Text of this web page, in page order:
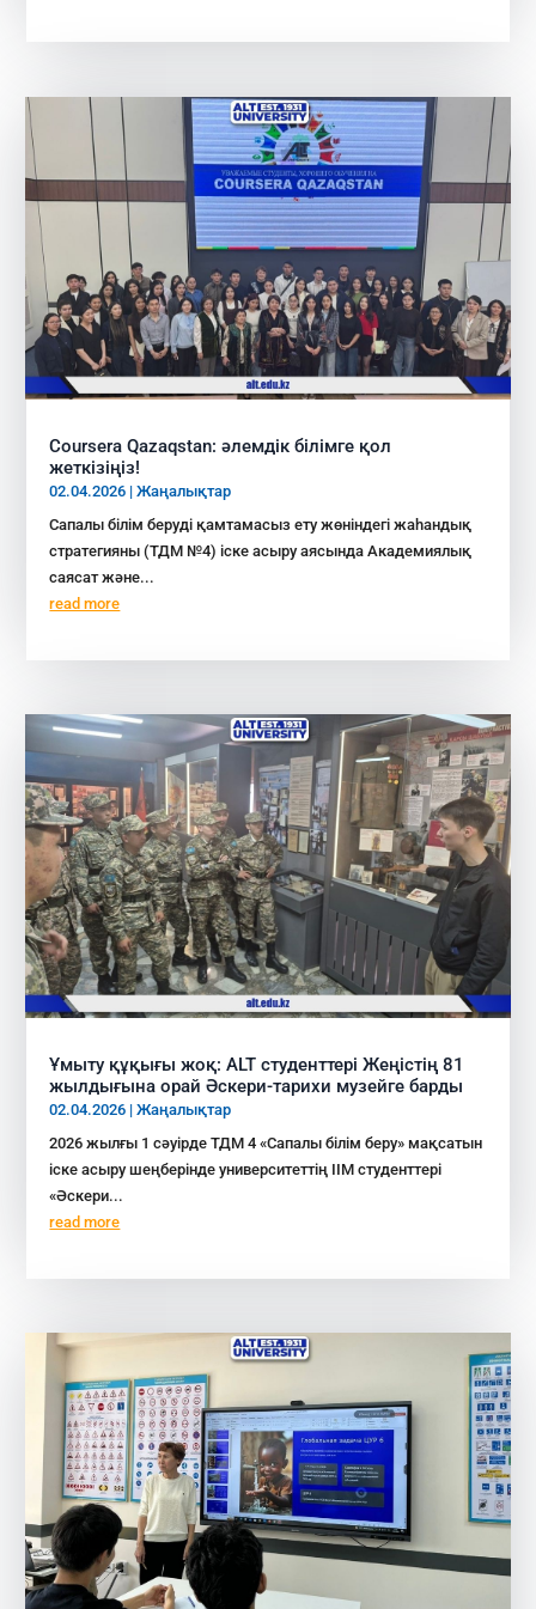
Coursera Qazaqstan: әлемдік білімге қол
жеткізіңіз!
02.04.2026 |Жаңалықтар
Сапалы білім беруді қамтамасыз ету жөніндегі жаһандық
стратегияны (ТДМ №4) іске асыру аясында Академиялық
саясат және...
read more
Ұмыту құқығы жоқ: ALT студенттері Жеңістің 81
жылдығына орай Әскери-тарихи музейге барды
02.04.2026 |Жаңалықтар
2026 жылғы 1 сәуірде ТДМ 4 «Сапалы білім беру» мақсатын
іске асыру шеңберінде университеттің ІІМ студенттері
«Әскери...
read more